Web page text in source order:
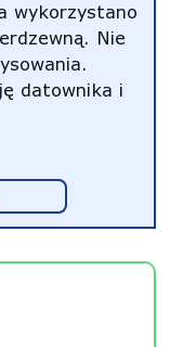
wykorzystano
Nie
datownika i